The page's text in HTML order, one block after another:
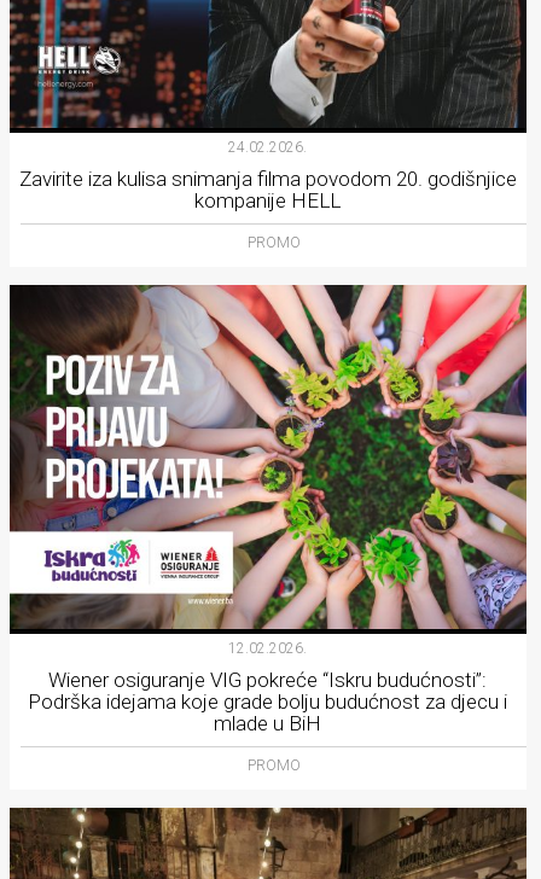
24.02.2026.
Zavirite iza kulisa snimanja filma povodom 20. godišnjice
kompanije HELL
PROMO
12.02.2026.
Wiener osiguranje VIG pokreće “Iskru budućnosti”:
Podrška idejama koje grade bolju budućnost za djecu i
mlade u BiH
PROMO